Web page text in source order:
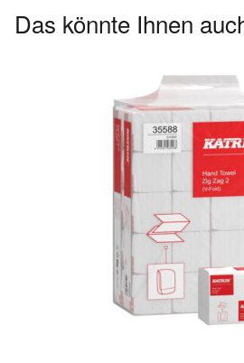
Das könnte Ihnen